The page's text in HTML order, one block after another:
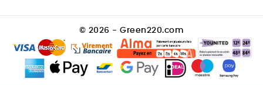
© 2026 - Green220.com